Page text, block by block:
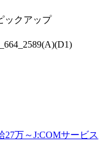
ックアップ
万～J:COMサービス